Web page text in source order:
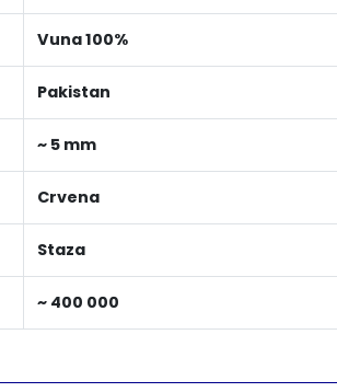
Vuna 100%
Pakistan
~ 5 mm
Crvena
Staza
~ 400 000